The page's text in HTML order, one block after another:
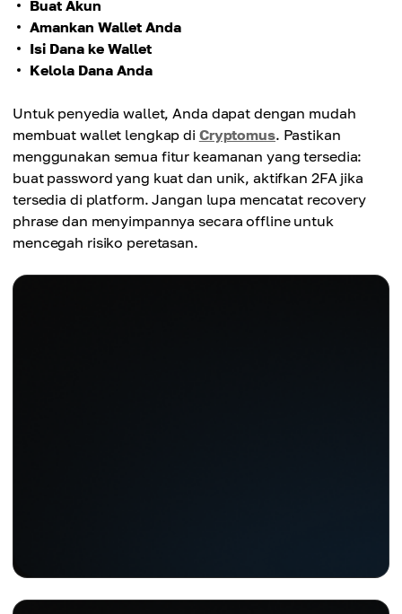
Buat Akun
Amankan Wallet Anda
Isi Dana ke Wallet
Kelola Dana Anda
Untuk penyedia wallet, Anda dapat dengan mudah
membuat wallet lengkap di Cryptomus. Pastikan
menggunakan semua fitur keamanan yang tersedia:
buat password yang kuat dan unik, aktifkan 2FA jika
tersedia di platform. Jangan lupa mencatat recovery
phrase dan menyimpannya secara offline untuk
mencegah risiko peretasan.